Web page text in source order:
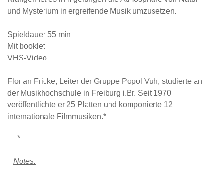
und Mysterium in ergreifende Musik umzusetzen.
Spieldauer 55 min
Mit booklet
VHS-Video
Florian Fricke, Leiter der Gruppe Popol Vuh, studierte an
der Musikhochschule in Freiburg i.Br. Seit 1970
veröffentlichte er 25 Platten und komponierte 12
internationale Filmmusiken.*
*
Notes: